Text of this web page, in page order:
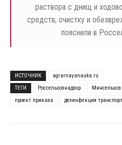
раствора с днищ и
средств; очистку и
пояснили в
ИСТОЧНИК
agrarnayanauka.ru
ТЕГИ
Россельхознадзор Минсельхоз
проект приказа
дезинфекция